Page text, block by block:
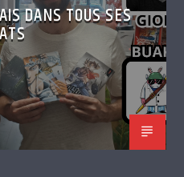
DANS TOUS SES